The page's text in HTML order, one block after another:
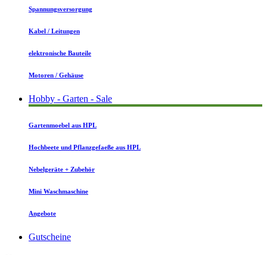
Spannungsversorgung
Kabel / Leitungen
elektronische Bauteile
Motoren / Gehäuse
Hobby - Garten - Sale
Gartenmoebel aus HPL
Hochbeete und Pflanzgefaeße aus HPL
Nebelgeräte + Zubehör
Mini Waschmaschine
Angebote
Gutscheine